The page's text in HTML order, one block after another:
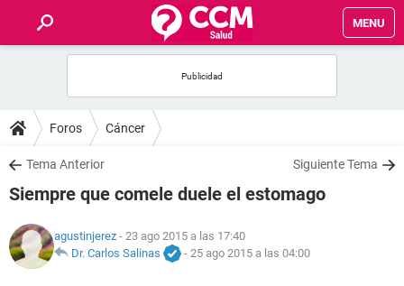
MENU
FOROS
SALUD
FAMILIA
NUTRICIÓN
Foros Cáncer
Tema Anterior Siguiente Tema
Siempre que comele duele el estomago
agustinjerez - 23 ago 2015 a las 17:40
Dr. Carlos Salinas
- 25 ago 2015 a las 04:00